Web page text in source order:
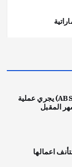
كمال الاجسام
مكتب الإحصاءات الأسترالي (ABS) يجري عملية
اعمالها